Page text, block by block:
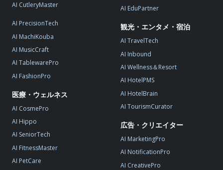
AI CutleryMaster
AI PrecisionTech
AI MachiKouba
AI MusicCraft
AI TablewarePro
AI FashionPro
医療・ウェルネス
AI CosmePro
AI Hippo
AI SeniorTech
AI FitnessMaster
AI PetCare
AI EduPartner
観光・エンタメ・宿泊
AI TravelTech
AI Inbound
AI Wellness＆Resort
AI HotelPMS
AI HotelBrain
AI TourismCurator
広告・クリエイター
AI MarketingPro
AI NotificationPro
AI CreativePro